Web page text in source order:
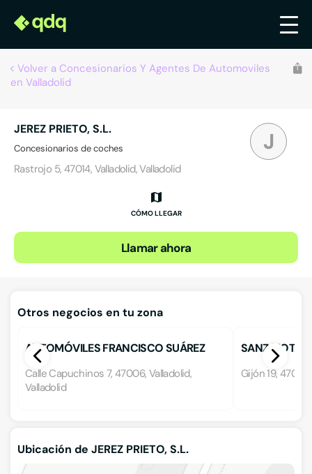
Volver a Concesionarios Y Agentes De Automoviles
en Valladolid
J
JEREZ PRIETO, S.L.
Concesionarios de coches
Rastrojo 5, 47014, Valladolid, Valladolid
CÓMO LLEGAR
Llamar ahora
Otros negocios en tu zona
AUTOMÓVILES FRANCISCO SUÁREZ
Calle Capuchinos 7, 47006, Valladolid,
Valladolid
SANZ MOTOR
Gijón 19,
Ubicación de JEREZ PRIETO, S.L.